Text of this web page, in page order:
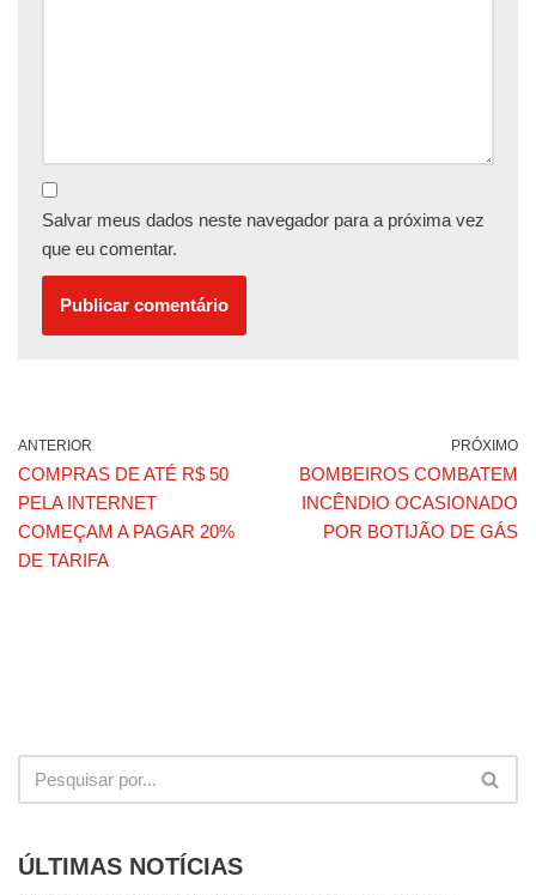
Salvar meus dados neste navegador para a próxima vez
que eu comentar.
ANTERIOR
COMPRAS DE ATÉ R$ 50
PELA INTERNET
COMEÇAM A PAGAR 20%
DE TARIFA
PRÓXIMO
BOMBEIROS COMBATEM
INCÊNDIO OCASIONADO
POR BOTIJÃO DE GÁS
ÚLTIMAS NOTÍCIAS